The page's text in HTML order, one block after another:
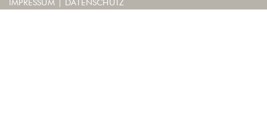
IMPRESSUM DATENSCHUTZ